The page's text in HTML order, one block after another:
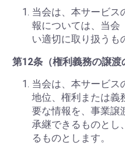
当会は、本サービス
報については、当会
い適切に取り扱うも
第12条（権利義務の譲渡
当会は、本サービス
地位、権利または義
要な情報を、事業譲
承継できるものとし
るものとします。